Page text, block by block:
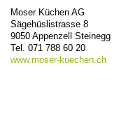
Moser Küchen AG
Sägehüslistrasse 8
9050 Appenzell Steinegg
Tel. 071 788 60 20
www.moser-kuechen.ch